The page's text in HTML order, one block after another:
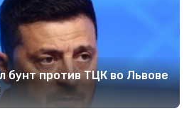
бунт против ТЦК во Львове